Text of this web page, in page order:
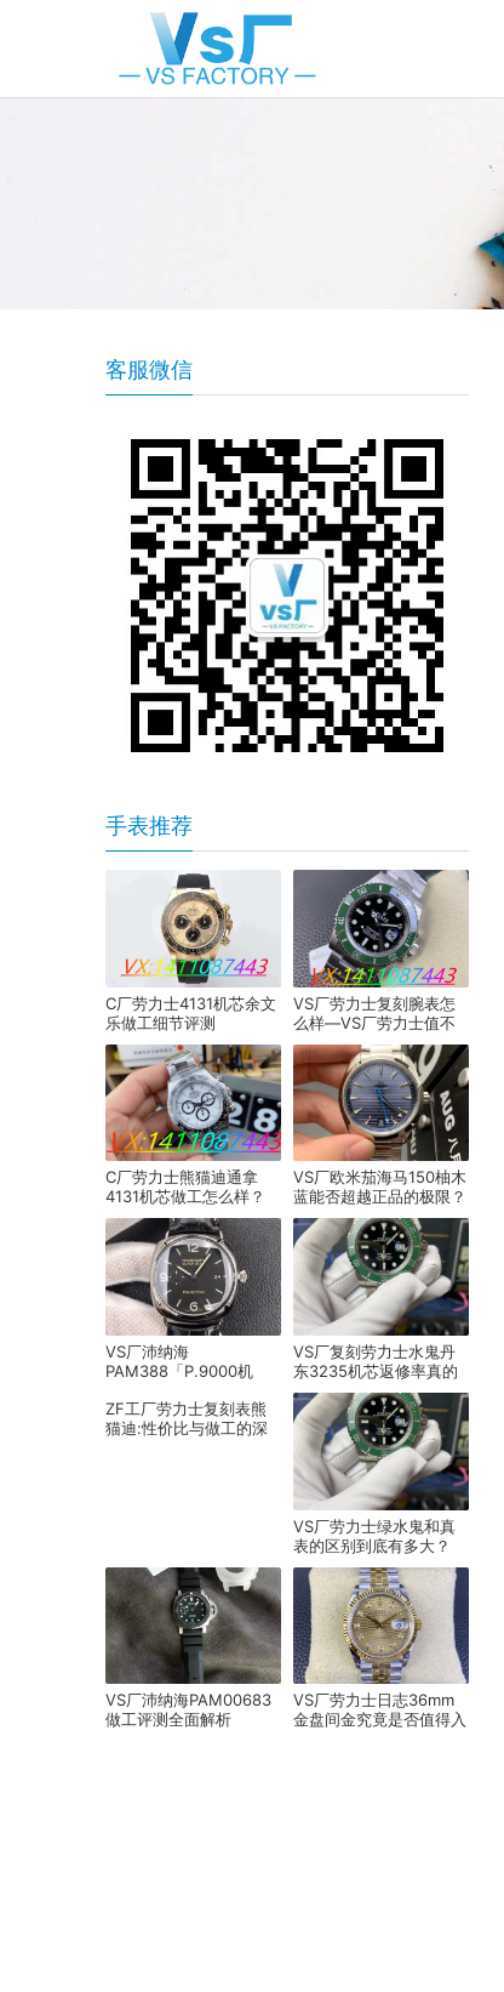
客服微信
手表推荐
C厂劳力士4131机芯余文
乐做工细节评测
VS厂劳力士复刻腕表怎
么样—VS厂劳力士值不
值得入手?
C厂劳力士熊猫迪通拿
4131机芯做工怎么样？
VS厂欧米茄海马150柚木
蓝能否超越正品的极限？
VS厂沛纳海
PAM388「P.9000机
VS厂复刻劳力士水鬼丹
东3235机芯返修率真的
高吗？
ZF工厂劳力士复刻表熊
猫迪:性价比与做工的深
VS厂劳力士绿水鬼和真
表的区别到底有多大？
VS厂沛纳海PAM00683
做工评测全面解析
VS厂劳力士日志36mm
金盘间金究竟是否值得入